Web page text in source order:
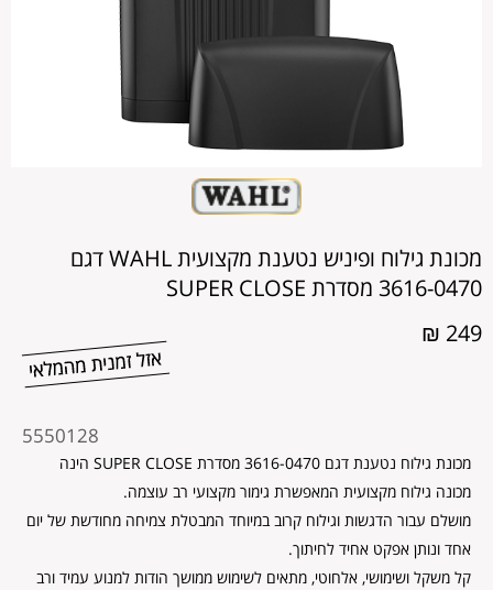
מכונת גילוח ופיניש נטענת מקצועית WAHL דגם
3616-0470 מסדרת SUPER CLOSE
249 ₪
5550128
מוצר
מכונת גילוח נטענת דגם 3616-0470 מסדרת SUPER CLOSE הינה
מכונה גילוח מקצועית המאפשרת גימור מקצועי רב עוצמה.
מושלם עבור הדגשות וגילוח קרוב במיוחד המבטלת צמיחה מחודשת של יום
אחד ונותן אפקט אחיד לחיתוך.
קל משקל ושימושי, אלחוטי, מתאים לשימוש ממושך הודות למנוע עמיד ורב